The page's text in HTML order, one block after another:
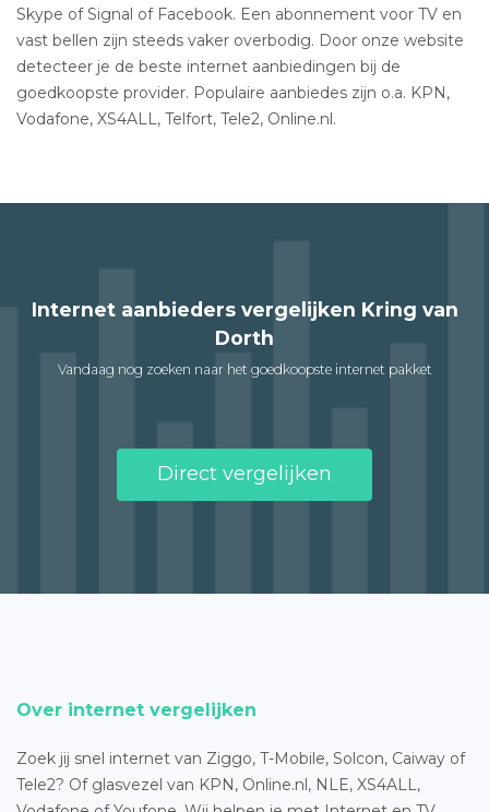
Skype of Signal of Facebook. Een abonnement voor TV en
vast bellen zijn steeds vaker overbodig. Door onze website
detecteer je de beste internet aanbiedingen bij de
goedkoopste provider. Populaire aanbiedes zijn o.a. KPN,
Vodafone, XS4ALL, Telfort, Tele2, Online.nl.
Internet aanbieders vergelijken Kring van
Dorth
Vandaag nog zoeken naar het goedkoopste internet pakket
Direct vergelijken
Over internet vergelijken
Zoek jij snel internet van Ziggo, T-Mobile, Solcon, Caiway of
Tele2? Of glasvezel van KPN, Online.nl, NLE, XS4ALL,